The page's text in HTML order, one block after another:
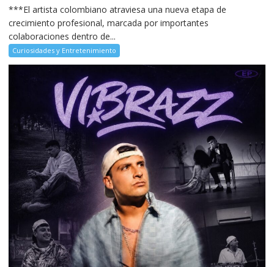
***El artista colombiano atraviesa una nueva etapa de
crecimiento profesional, marcada por importantes
colaboraciones dentro de...
Curiosidades y Entretenimiento